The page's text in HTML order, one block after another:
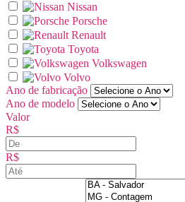
Nissan
Porsche
Renault
Toyota
Volkswagen
Volvo
Ano de fabricação
Ano de modelo
Valor
R$
R$